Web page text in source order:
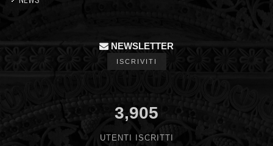
NEWSLETTER
ISCRIVITI
3,905
UTENTI ISCRITTI